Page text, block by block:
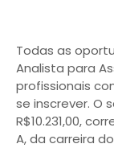
Todas as
Analista para
profissionais
se inscrever. O
R$10.231,00,
A, da carreira